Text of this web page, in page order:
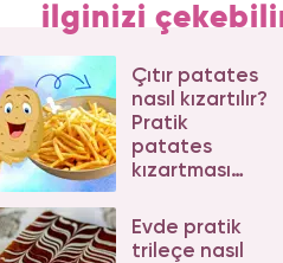
ilginizi
Çıtır patates
nasıl kızartılır?
Pratik
patates
kızartması
Evde pratik
trileçe nasıl